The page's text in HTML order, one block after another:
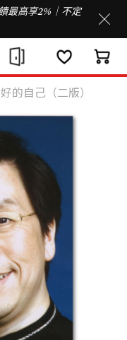
最高享2%｜不定
的自己（二版）